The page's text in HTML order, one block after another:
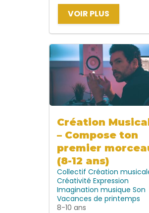
VOIR PLUS
Création
– Compose ton
premier
(8-12 ans)
Collectif Création
Créativité Expression
Imagination musique Son
Vacances de printemps
8-10 ans